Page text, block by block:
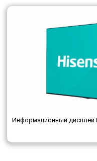
Информационный дисплей